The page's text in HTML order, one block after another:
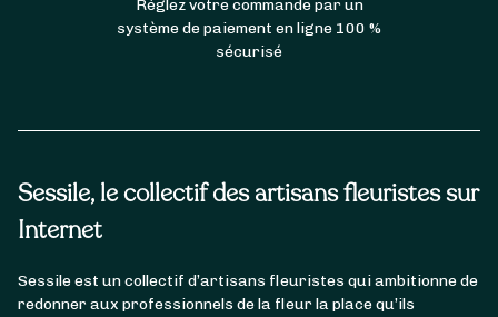
Sessile, le collectif des artisans fleuristes sur
Internet
Sessile est un collectif d’artisans fleuristes qui ambitionne de
redonner aux professionnels de la fleur la place qu’ils
Réglez votre commande par un
système de paiement en ligne 100 %
sécurisé